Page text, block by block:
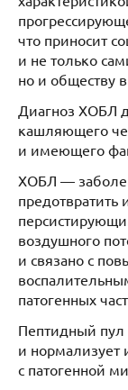
что приносит
и не только
но и обществу
Диагноз ХОБЛ
кашляющего
и имеющего
ХОБЛ —
предотвратить
воздушного
и связано с
патогенных
Пептидный пул
и нормализует
с патогенной